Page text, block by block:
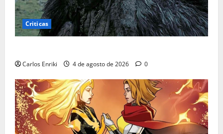
Criticas
Carlos Enriki 4 de agosto de 2026 0